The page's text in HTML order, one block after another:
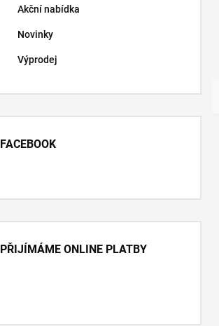
Akční nabídka
Novinky
Výprodej
FACEBOOK
PŘIJÍMÁME ONLINE PLATBY